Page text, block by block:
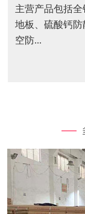
主营产品包括
地板、硫酸钙
空防...